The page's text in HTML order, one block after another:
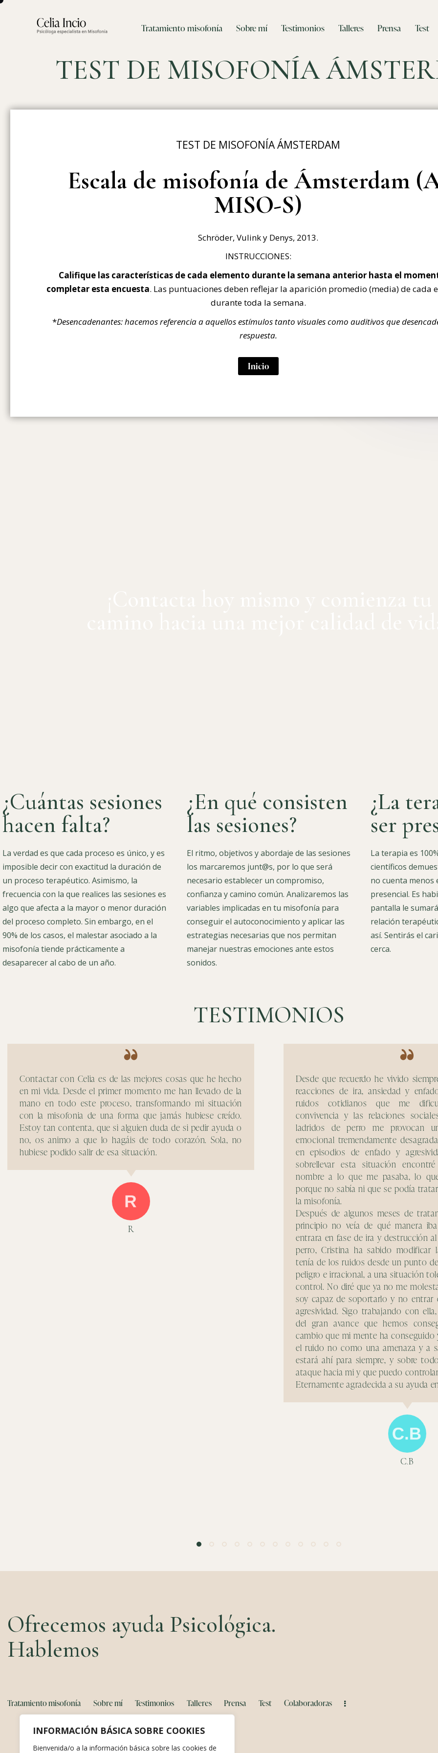
INFORMACIÓN BÁSICA SOBRE COOKIES
Bienvenida/o a la información básica sobre las cookies de
Tratamiento misofonía Sobre mí Testimonios Talleres Prensa Test
TEST DE MISOFONÍA
TEST DE MISOFONÍA ÁMSTERDAM
Escala de misofonía de Ámsterdam
MISO-S)
Schröder, Vulink y Denys, 2013.
INSTRUCCIONES:
Califique las características de cada elemento durante la semana anterior hasta el
completar esta encuesta. Las puntuaciones deben reflejar la aparición promedio (media) de cada
durante toda la semana.
*Desencadenantes: hacemos referencia a aquellos estímulos tanto visuales como auditivos que
respuesta.
¿Cuántas sesiones
hacen falta?
La verdad es que cada proceso es único, y es
imposible decir con exactitud la duración de
un proceso terapéutico. Asimismo, la
frecuencia con la que realices las sesiones es
algo que afecta a la mayor o menor duración
del proceso completo. Sin embargo, en el
90% de los casos, el malestar asociado a la
misofonía tiende prácticamente a
desaparecer al cabo de un año.
¿En qué consisten
las sesiones?
El ritmo, objetivos y abordaje de las sesiones
los marcaremos junt@s, por lo que será
necesario establecer un compromiso,
confianza y camino común. Analizaremos las
variables implicadas en tu misofonía para
conseguir el autoconocimiento y aplicar las
estrategias necesarias que nos permitan
manejar nuestras emociones ante estos
sonidos.
¿La
ser
La terapia es
científicos
no cuenta menos
presencial. Es
pantalla le
relación
así. Sentirás el
cerca.
TESTIMONIOS
Contactar con Celia es de las mejores cosas que he hecho
en mi vida. Desde el primer momento me han llevado de la
mano en todo este proceso, transformando mi situación
con la misofonia de una forma que jamás hubiese creído.
Estoy tan contenta, que si alguien duda de si pedir ayuda o
no, os animo a que lo hagáis de todo corazón. Sola, no
hubiese podido salir de esa situación.
R
Desde que recuerdo he vivido
reacciones de ira, ansiedad y
ruidos cotidianos que me
convivencia y las relaciones
ladridos de perro me provocan
emocional tremendamente
en episodios de enfado y
sobrellevar esta situación
nombre a lo que me pasaba, lo
porque no sabía ni que se podía
la misofonía.
Después de algunos meses de
principio no veía de qué manera
entrara en fase de ira y destrucción
perro, Cristina ha sabido modificar
tenía de los ruidos desde un punto
peligro e irracional, a una situación
control. No diré que ya no me
soy capaz de soportarlo y no entrar
agresividad. Sigo trabajando con
del gran avance que hemos
cambio que mi mente ha conseguido
el ruido no como una amenaza y a
estará ahí para siempre, y sobre
ataque hacia mi y que puedo
Eternamente agradecida a su ayuda
C.B
Ofrecemos ayuda Psicológica.​
Hablemos
Tratamiento misofonía Sobre mí Testimonios Talleres Prensa Test Colaboradoras